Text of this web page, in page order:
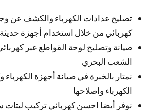
تصليح عدادات الكهرباء والكشف عن
كهربائي من خلال استخدام أجهزة حديثة
صيانة وتصليح لوحة القواطع عبر
الشعب البحري
نمتار بالخبرة في صيانة أجهزة
الكهرباء واصلاحها
نوفر أيضا احسن كهربائي تركيب